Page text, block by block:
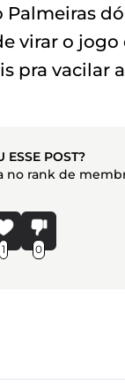
virar o
pra vacilar
ESSE POST?
no rank de
1 0